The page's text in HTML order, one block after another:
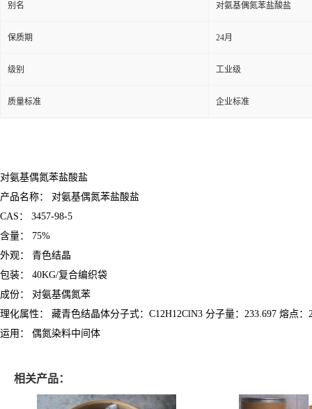
别名 对氨基偶氮苯盐酸盐
保质期 24月
级别 工业级
质量标准 企业标准
对氨基偶氮苯盐酸盐
产品名称： 对氨基偶氮苯盐酸盐
CAS： 3457-98-5
含量： 75%
外观： 青色结晶
包装： 40KG/复合编织袋
成份： 对氨基偶氮苯
理化属性： 藏青色结晶体分子式：C12H12ClN3 分子量：233.697 熔点
运用： 偶氮染料中间体
相关产品：